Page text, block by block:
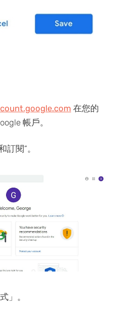
在您的
帳戶。
訂閱”。
」。